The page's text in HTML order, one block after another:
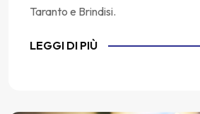
Taranto e Brindisi.
LEGGI DI PIÙ